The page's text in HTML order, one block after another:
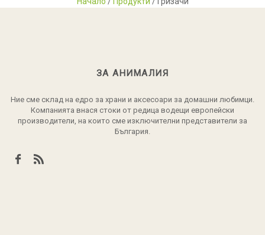
ЗА АНИМАЛИЯ
Ние сме склад на едро за храни и аксесоари за домашни любимци.
Компанията внася стоки от редица водещи европейски
производители, на които сме изключителни представители за
България.